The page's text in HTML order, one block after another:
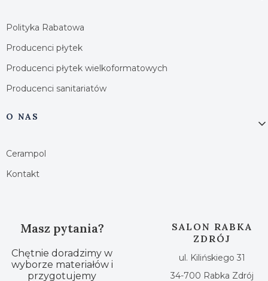
Polityka Rabatowa
Producenci płytek
Producenci płytek wielkoformatowych
Producenci sanitariatów
O NAS
Cerampol
Kontakt
Masz pytania?
Chętnie doradzimy w
wyborze materiałów i
przygotujemy
SALON RABKA
ZDRÓJ
ul. Kilińskiego 31
34-700 Rabka Zdrój